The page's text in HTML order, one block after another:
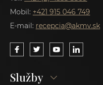
Mobil: +421 915 046 749
E-mail: recepcia@akmv.sk
Služby